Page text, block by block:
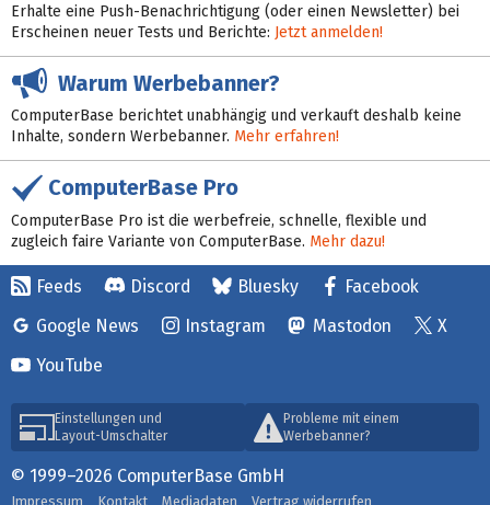
Erhalte eine Push-Benachrichtigung (oder einen Newsletter) bei
Erscheinen neuer Tests und Berichte: Jetzt anmelden!
Warum Werbebanner?
ComputerBase berichtet unabhängig und verkauft deshalb keine
Inhalte, sondern Werbebanner. Mehr erfahren!
ComputerBase Pro
ComputerBase Pro ist die werbefreie, schnelle, flexible und
zugleich faire Variante von ComputerBase. Mehr dazu!
Feeds Discord Bluesky
Facebook
Google News
Instagram Mastodon
X
YouTube
Einstellungen und
Layout-Umschalter
Probleme mit einem
Werbebanner?
© 1999–2026 ComputerBase GmbH
Impressum Kontakt Mediadaten Vertrag widerrufen